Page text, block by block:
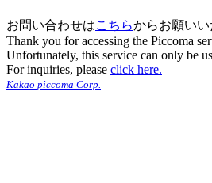
お問い合わせはこちらからお願いい
Thank you for accessing the Piccoma
Unfortunately, this service can only be
For inquiries, please click here.
Kakao piccoma Corp.